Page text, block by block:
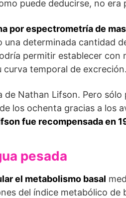
puede deducirse, no era
por espectrometría de
una determinada cantidad
permitir establecer con
temporal de excreción.
de Nathan Lifson. Pero sólo
los ochenta gracias a los
fue recompensada en
pesada
el metabolismo basal
del índice metabólico de